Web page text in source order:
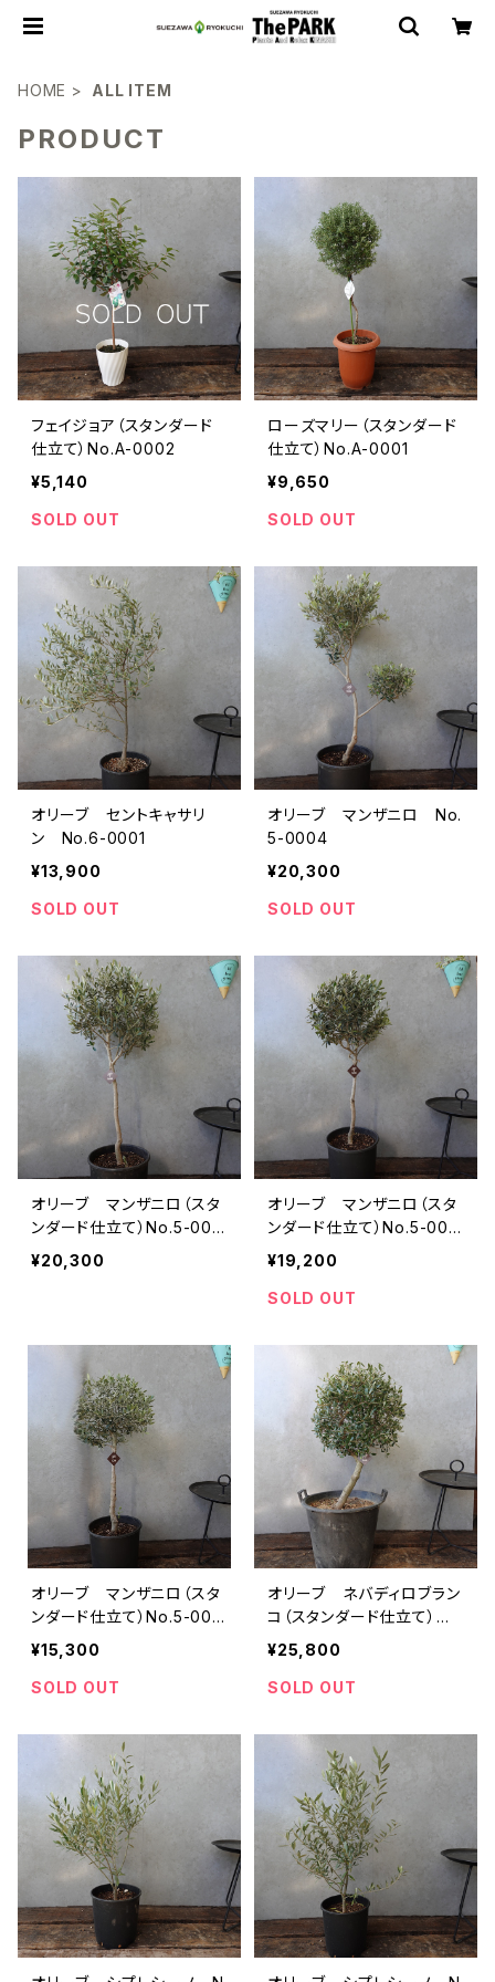
HOME ALL ITEM
PRODUCT
フェイジョア（スタンダード
仕立て）No.A-0002
¥5,140
SOLD OUT
ローズマリー（スタンダード
仕立て）No.A-0001
¥9,650
SOLD OUT
オリーブ セントキャサリ
ン No.6-0001
¥13,900
SOLD OUT
オリーブ マンザニロ No.
5-0004
¥20,300
SOLD OUT
オリーブ マンザニロ（スタ
ンダード仕立て）No.5-000
3
¥20,300
オリーブ マンザニロ（スタ
ンダード仕立て）No.5-000
2
¥19,200
SOLD OUT
オリーブ マンザニロ（スタ
ンダード仕立て）No.5-000
1
¥15,300
SOLD OUT
オリーブ ネバディロブラン
コ（スタンダード仕立て）
No.2-0001
¥25,800
SOLD OUT